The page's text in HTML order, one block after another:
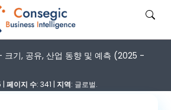
크기, 공유, 산업 동향 및 예측 (2025 -
| 페이지 수: 341 | 지역: 글로벌.